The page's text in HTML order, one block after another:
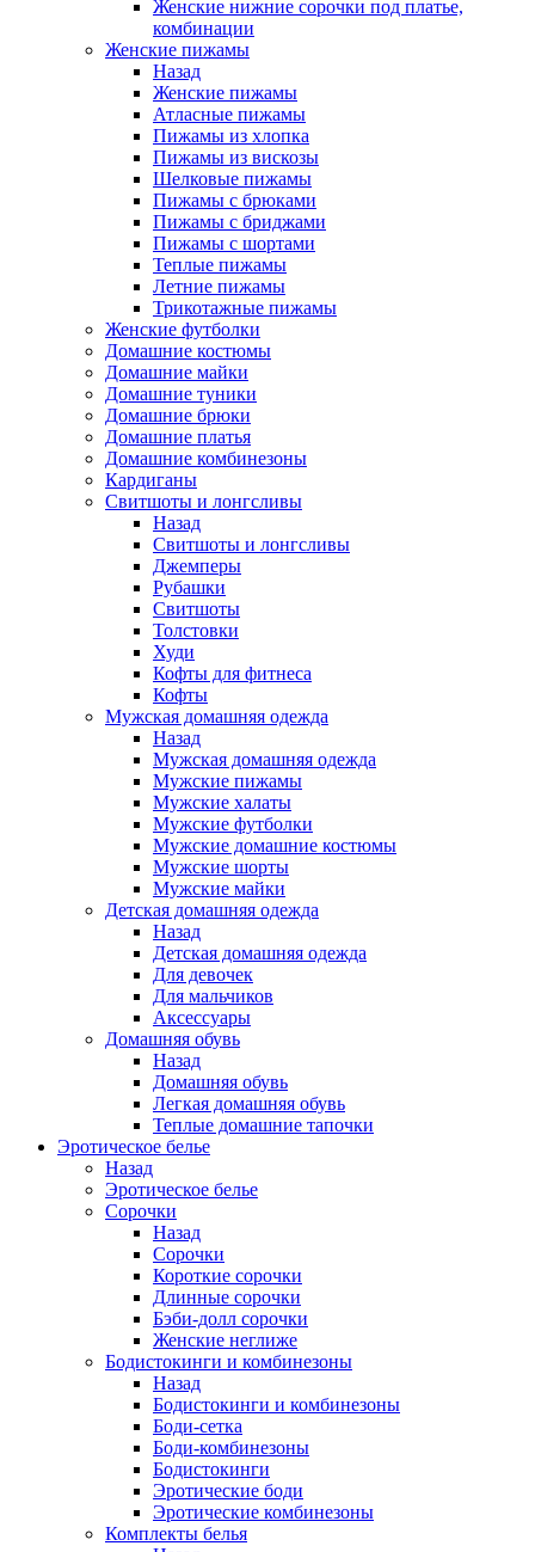
Женские нижние сорочки под платье,
комбинации
Женские пижамы
Назад
Женские пижамы
Атласные пижамы
Пижамы из хлопка
Пижамы из вискозы
Шелковые пижамы
Пижамы с брюками
Пижамы с бриджами
Пижамы с шортами
Теплые пижамы
Летние пижамы
Трикотажные пижамы
Женские футболки
Домашние костюмы
Домашние майки
Домашние туники
Домашние брюки
Домашние платья
Домашние комбинезоны
Кардиганы
Свитшоты и лонгсливы
Назад
Свитшоты и лонгсливы
Джемперы
Рубашки
Свитшоты
Толстовки
Худи
Кофты для фитнеса
Кофты
Мужская домашняя одежда
Назад
Мужская домашняя одежда
Мужские пижамы
Мужские халаты
Мужские футболки
Мужские домашние костюмы
Мужские шорты
Мужские майки
Детская домашняя одежда
Назад
Детская домашняя одежда
Для девочек
Для мальчиков
Аксессуары
Домашняя обувь
Назад
Домашняя обувь
Легкая домашняя обувь
Теплые домашние тапочки
Эротическое белье
Назад
Эротическое белье
Сорочки
Назад
Сорочки
Короткие сорочки
Длинные сорочки
Бэби-долл сорочки
Женские неглиже
Бодистокинги и комбинезоны
Назад
Бодистокинги и комбинезоны
Боди-сетка
Боди-комбинезоны
Бодистокинги
Эротические боди
Эротические комбинезоны
Комплекты белья